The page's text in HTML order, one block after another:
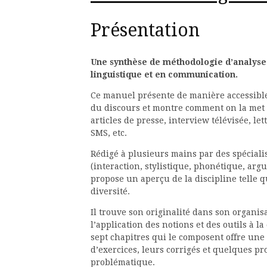
Présentation
Une synthèse de méthodologie
linguistique et en communication.
Ce manuel présente de manière
du discours et montre comment on la
articles de presse, interview télévisée,
SMS, etc.
Rédigé à plusieurs mains par des
(interaction, stylistique, phonétique,
propose un aperçu de la discipline telle
diversité.
Il trouve son originalité dans son
l’application des notions et des outils à
sept chapitres qui le composent offre
d’exercices, leurs corrigés et quelques
problématique.